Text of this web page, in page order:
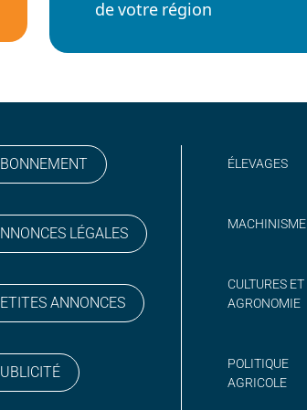
de votre région
LÉGALES
ANNONCES
ÉLEVAGES
MACHINISME
CULTURES ET
AGRONOMIE
POLITIQUE
AGRICOLE